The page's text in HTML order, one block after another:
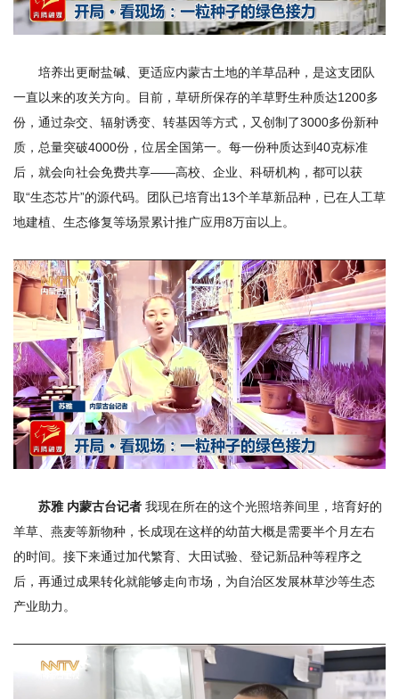
培养出更耐盐碱、更适应内蒙古土地的羊草品种，是这支团队
一直以来的攻关方向。目前，草研所保存的羊草野生种质达1200多
份，通过杂交、辐射诱变、转基因等方式，又创制了3000多份新种
质，总量突破4000份，位居全国第一。每一份种质达到40克标准
后，就会向社会免费共享——高校、企业、科研机构，都可以获
取“生态芯片”的源代码。团队已培育出13个羊草新品种，已在人工草
地建植、生态修复等场景累计推广应用8万亩以上。
苏雅 内蒙古台记者 我现在所在的这个光照培养间里，培育好的
羊草、燕麦等新物种，长成现在这样的幼苗大概是需要半个月左右
的时间。接下来通过加代繁育、大田试验、登记新品种等程序之
后，再通过成果转化就能够走向市场，为自治区发展林草沙等生态
产业助力。